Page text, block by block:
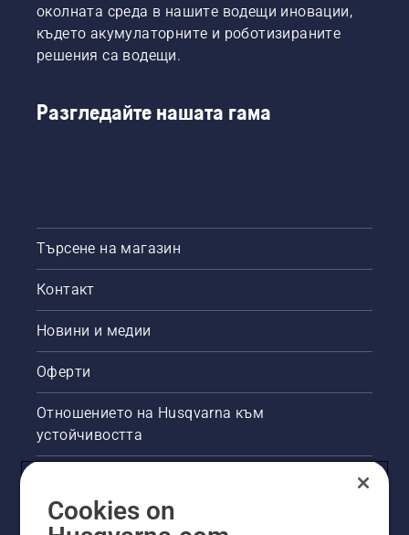
околната среда в нашите водещи иновации,
където акумулаторните и роботизираните
решения са водещи.
Разгледайте нашата гама
Търсене на магазин
Контакт
Новини и медии
Оферти
Отношението на Husqvarna към
устойчивостта
Други сайтове на Husqvarna
Cookies on